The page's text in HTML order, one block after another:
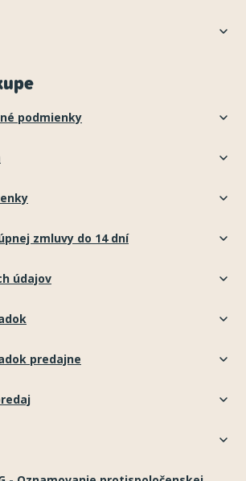
podmienky
zmluvy do 14 dní
údajov
predajne